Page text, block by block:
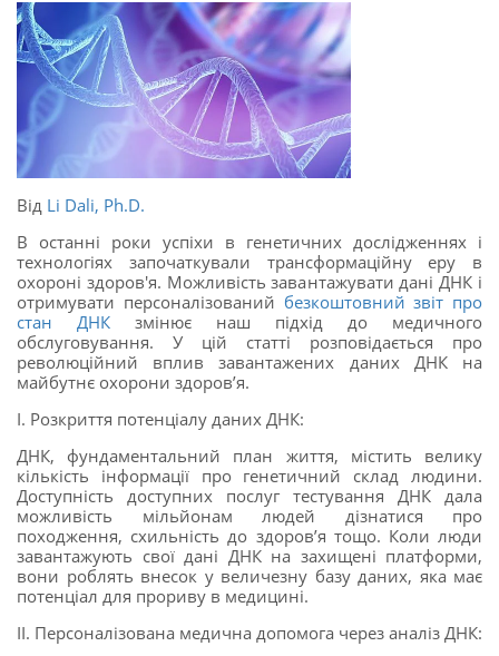
Від Li Dali, Ph.D.
В останні роки успіхи в генетичних дослідженнях і
технологіях започаткували трансформаційну еру в
охороні здоров'я. Можливість завантажувати дані ДНК і
отримувати персоналізований безкоштовний звіт про
стан ДНК змінює наш підхід до медичного
обслуговування. У цій статті розповідається про
революційний вплив завантажених даних ДНК на
майбутнє охорони здоров’я.
I. Розкриття потенціалу даних ДНК:
ДНК, фундаментальний план життя, містить велику
кількість інформації про генетичний склад людини.
Доступність доступних послуг тестування ДНК дала
можливість мільйонам людей дізнатися про
походження, схильність до здоров’я тощо. Коли люди
завантажують свої дані ДНК на захищені платформи,
вони роблять внесок у величезну базу даних, яка має
потенціал для прориву в медицині.
II. Персоналізована медична допомога через аналіз ДНК: